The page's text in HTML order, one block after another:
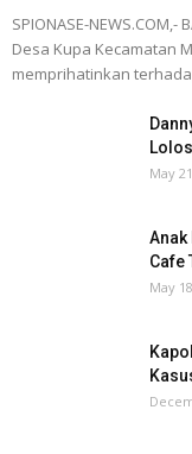
SPIONASE-
Desa Kupa Kecamatan
memprihatinkan
May
Anak
Cafe
May